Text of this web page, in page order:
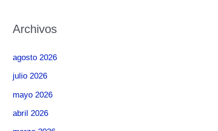
Archivos
agosto 2026
julio 2026
mayo 2026
abril 2026